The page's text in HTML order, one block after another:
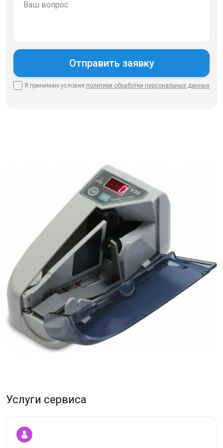
Я принимаю условия политики обработки персональных данных
Услуги сервиса